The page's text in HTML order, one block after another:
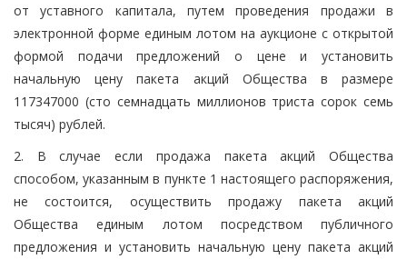
от уставного капитала, путем проведения продажи в
электронной форме единым лотом на аукционе с открытой
формой подачи предложений о цене и установить
начальную цену пакета акций Общества в размере
117347000 (сто семнадцать миллионов триста сорок семь
тысяч) рублей.
2. В случае если продажа пакета акций Общества
способом, указанным в пункте 1 настоящего распоряжения,
не состоится, осуществить продажу пакета акций
Общества единым лотом посредством публичного
предложения и установить начальную цену пакета акций